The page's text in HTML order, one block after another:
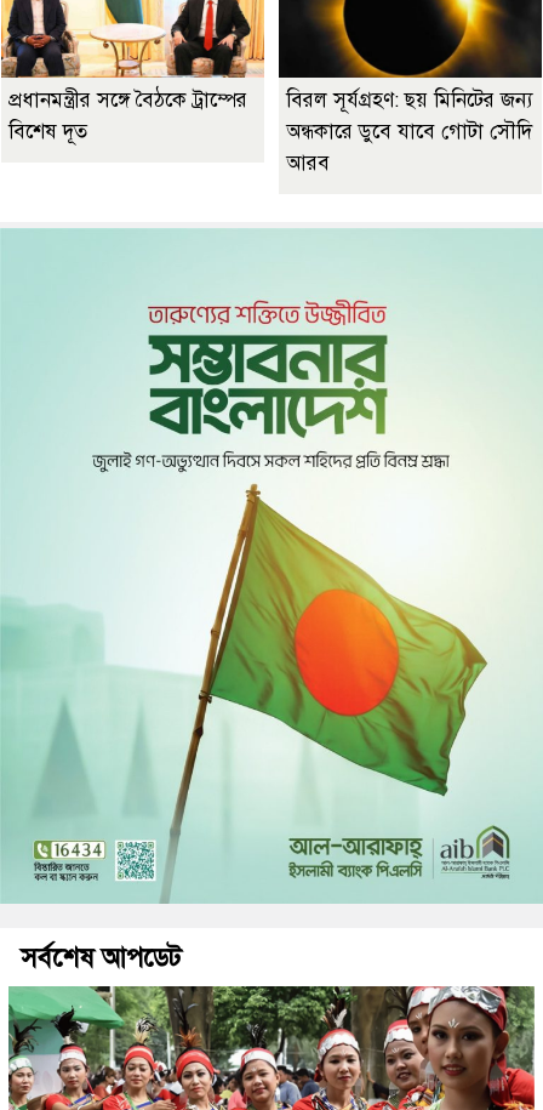
প্রধানমন্ত্রীর সঙ্গে বৈঠকে ট্রাম্পের
বিশেষ দূত
বিরল সূর্যগ্রহণ: ছয় মিনিটের জন্য
অন্ধকারে ডুবে যাবে গোটা সৌদি
আরব
সর্বশেষ আপডেট